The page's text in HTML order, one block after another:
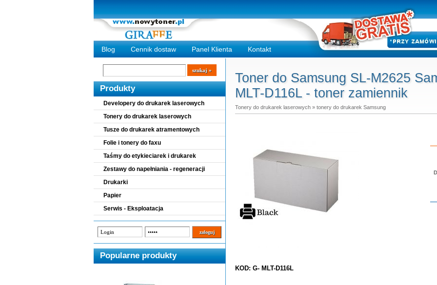
Blog Cennik dostaw Panel Klienta Kontakt
Wyszukiwarka
szukaj
Produkty
Developery do drukarek laserowych
Tonery do drukarek laserowych
Tusze do drukarek atramentowych
Folie i tonery do faxu
Taśmy do etykieciarek i drukarek
Zestawy do napełniania - regeneracji
Drukarki
Papier
Serwis - Eksploatacja
Popularne produkty
Toner do Samsung SL-M2625
MLT-D116L - toner zamiennik
Tonery do drukarek laserowych » tonery do drukarek Samsung
KOD: G- MLT-D116L